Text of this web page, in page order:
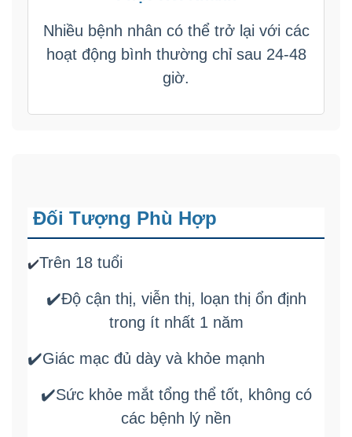
Nhiều bệnh nhân có thể trở lại với các
hoạt động bình thường chỉ sau 24-48
giờ.
Đối Tượng Phù Hợp
✔️Trên 18 tuổi
✔️Độ cận thị, viễn thị, loạn thị ổn định
trong ít nhất 1 năm
✔️Giác mạc đủ dày và khỏe mạnh
✔️Sức khỏe mắt tổng thể tốt, không có
các bệnh lý nền